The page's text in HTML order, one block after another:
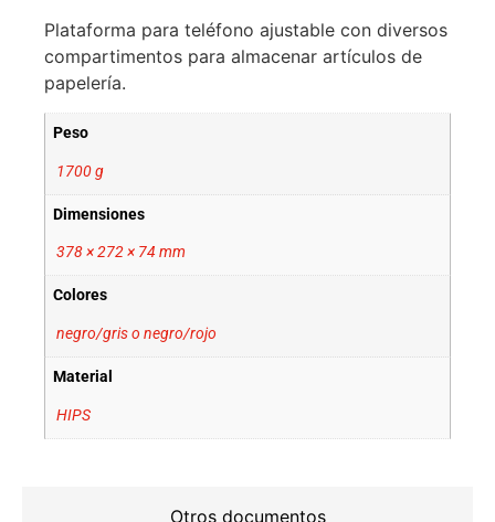
Otros documentos
Plataforma para teléfono ajustable con diversos
compartimentos para almacenar artículos de
papelería.
Peso
1700 g
Dimensiones
378 × 272 × 74 mm
Colores
negro/gris o negro/rojo
Material
HIPS